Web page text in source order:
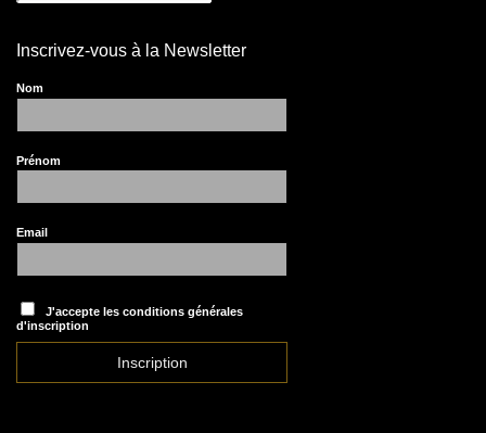
Inscrivez-vous à la Newsletter
Nom
Prénom
Email
J'accepte les conditions générales
d'inscription